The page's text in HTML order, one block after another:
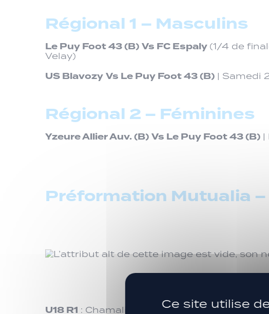
Régional 1 – Masculins
Le Puy Foot 43 (B) Vs FC Espaly (1/4 de
Velay)
US Blavozy Vs Le Puy Foot 43 (B) | Samedi
Régional 2 – Féminines
Yzeure Allier Auv. (B) Vs Le Puy Foot 43 (B) |
Préformation Mutualia
U18 R1 : Chamalières Vs Le Puy Foot 43 |
Ce site utilise